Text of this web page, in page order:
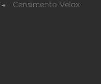
Censimento Velox